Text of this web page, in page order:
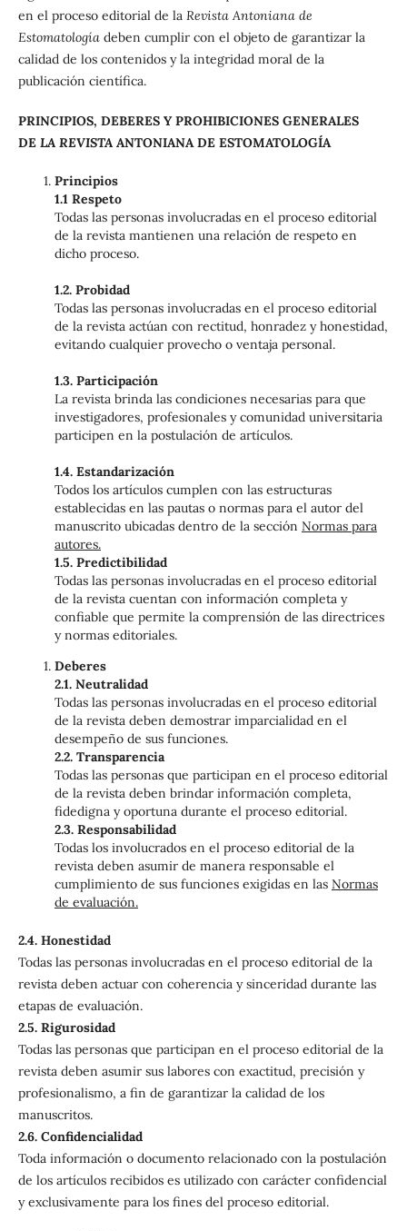
en el proceso editorial de la Revista Antoniana de
Estomatología deben cumplir con el objeto de garantizar la
calidad de los contenidos y la integridad moral de la
publicación científica.
PRINCIPIOS, DEBERES Y PROHIBICIONES GENERALES
DE LA REVISTA ANTONIANA DE ESTOMATOLOGÍA
Principios
1.1 Respeto
Todas las personas involucradas en el proceso editorial
de la revista mantienen una relación de respeto en
dicho proceso.
1.2. Probidad
Todas las personas involucradas en el proceso editorial
de la revista actúan con rectitud, honradez y honestidad,
evitando cualquier provecho o ventaja personal.
1.3. Participación
La revista brinda las condiciones necesarias para que
investigadores, profesionales y comunidad universitaria
participen en la postulación de artículos.
1.4. Estandarización
Todos los artículos cumplen con las estructuras
establecidas en las pautas o normas para el autor del
manuscrito ubicadas dentro de la sección Normas para
autores.
1.5. Predictibilidad
Todas las personas involucradas en el proceso editorial
de la revista cuentan con información completa y
confiable que permite la comprensión de las directrices
y normas editoriales.
Deberes
2.1. Neutralidad
Todas las personas involucradas en el proceso editorial
de la revista deben demostrar imparcialidad en el
desempeño de sus funciones.
2.2. Transparencia
Todas las personas que participan en el proceso editorial
de la revista deben brindar información completa,
fidedigna y oportuna durante el proceso editorial.
2.3. Responsabilidad
Todas los involucrados en el proceso editorial de la
revista deben asumir de manera responsable el
cumplimiento de sus funciones exigidas en las Normas
de evaluación.
2.4. Honestidad
Todas las personas involucradas en el proceso editorial de la
revista deben actuar con coherencia y sinceridad durante las
etapas de evaluación.
2.5. Rigurosidad
Todas las personas que participan en el proceso editorial de la
revista deben asumir sus labores con exactitud, precisión y
profesionalismo, a fin de garantizar la calidad de los
manuscritos.
2.6. Confidencialidad
Toda información o documento relacionado con la postulación
de los artículos recibidos es utilizado con carácter confidencial
y exclusivamente para los fines del proceso editorial.